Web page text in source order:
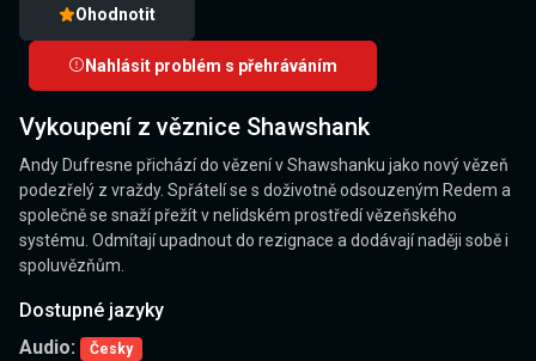
Ohodnotit
Nahlásit problém s přehráváním
Vykoupení z věznice Shawshank
Andy Dufresne přichází do vězení v Shawshanku jako nový vězeň
podezřelý z vraždy. Spřátelí se s doživotně odsouzeným Redem a
společně se snaží přežít v nelidském prostředí vězeňského
systému. Odmítají upadnout do rezignace a dodávají naději sobě i
spoluvězňům.
Dostupné jazyky
Audio:
Česky